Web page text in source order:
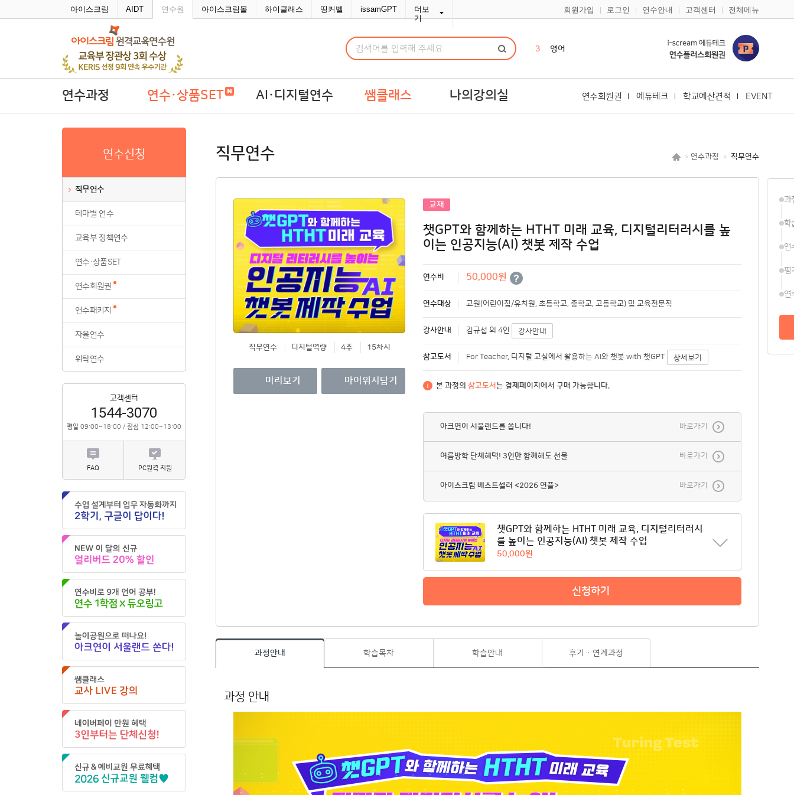
아이스크림 AIDT 연수원 아이스크림몰 하이클래스 띵커벨 issamGPT
더보
기
회원가입 로그인 연수안내 고객센터 전체메뉴
한국사
4
한국어
바이브코딩
연수과정
테마별 연수
교육부 정책연수
연수·상품SET
연수회원권
연수패키지
자율연수
위탁연수
연수·상품SET AI·디지털연수
학교맞춤 예산견적
쌤클래스
쌤바이브
나의강의실
연수변경/취소
단체신청관리
나의문의함
영수증/이수증
개인정보관리
MY회원권/패키지
연수회원권 에듀테크 학교예산견적 EVENT
연수신청
직무연수
테마별 연수
교육부 정책연수
연수·상품SET
연수회원권
연수패키지
자율연수
위탁연수
고객센터
1544-3070
평일 09:00~18:00 / 점심 12:00~13:00
FAQ PC원격 지원
과
학
연
평
연
직무연수 > 연수과정 > 직무연수
교재
챗GPT와 함께하는 HTHT 미래 교육, 디지털리터러시를 높
이는 인공지능(AI) 챗봇 제작 수업
연수비 50,000원
연수대상 교원(어린이집/유치원, 초등학교, 중학교, 고등학교) 및 교육전문직
강사안내 김규섭 외 4인 강사안내
참고도서 For Teacher, 디지털 교실에서 활용하는 AI와 챗봇 with 챗GPT 상세보기
본 과정의 참고도서 는 결제페이지에서 구매 가능합니다.
아크연이 서울랜드를 쏩니다! 바로가기
여름방학 단체혜택! 3인만 함께해도 선물 바로가기
아이스크림 베스트셀러 <2026 연플> 바로가기
챗GPT와 함께하는 HTHT 미래 교육, 디지털리터러시
를 높이는 인공지능(AI) 챗봇 제작 수업
50,000원
신청하기
직무연수 디지털역량 4주 15차시
미리보기 마이위시담기
과정안내 학습목차 학습안내 후기 · 연계과정
과정 안내